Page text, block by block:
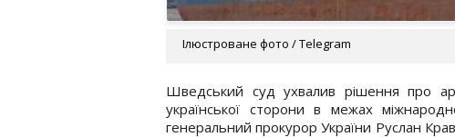
Ілюстроване фото / Telegram
Шведський суд ухвалив рішення про
української сторони в межах
генеральний прокурор України Руслан